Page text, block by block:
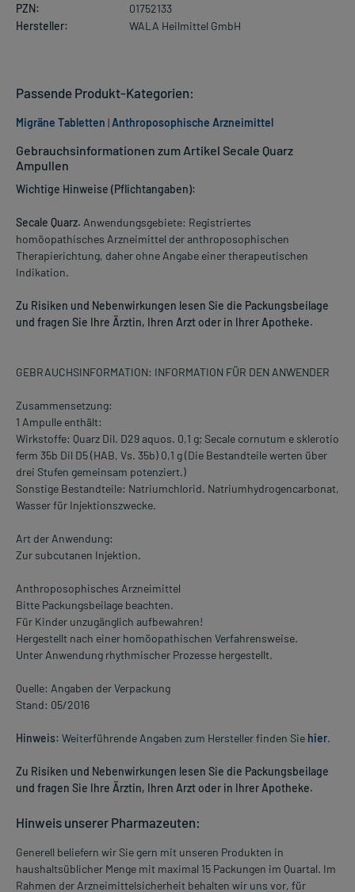
PZN:
01752133
Hersteller:
WALA Heilmittel GmbH
Gebrauchsinformationen zum Artikel Secale Quarz
Ampullen
Wichtige Hinweise (Pflichtangaben):
Secale Quarz. Anwendungsgebiete: Registriertes
homöopathisches Arzneimittel der anthroposophischen
Therapierichtung, daher ohne Angabe einer therapeutischen
Indikation.
Zu Risiken und Nebenwirkungen lesen Sie die Packungsbeilage
und fragen Sie Ihre Ärztin, Ihren Arzt oder in Ihrer Apotheke.
GEBRAUCHSINFORMATION: INFORMATION FÜR DEN ANWENDER
Zusammensetzung:
1 Ampulle enthält:
Wirkstoffe: Quarz Dil. D29 aquos. 0,1 g; Secale cornutum e sklerotio
ferm 35b Dil D5 (HAB, Vs. 35b) 0,1 g (Die Bestandteile werten über
drei Stufen gemeinsam potenziert.)
Sonstige Bestandteile: Natriumchlorid. Natriumhydrogencarbonat,
Wasser für Injektionszwecke.
Art der Anwendung:
Zur subcutanen Injektion.
Anthroposophisches Arzneimittel
Bitte Packungsbeilage beachten.
Für Kinder unzugänglich aufbewahren!
Hergestellt nach einer homöopathischen Verfahrensweise.
Unter Anwendung rhythmischer Prozesse hergestellt.
Quelle: Angaben der Verpackung
Stand: 05/2016
Hinweis: Weiterführende Angaben zum Hersteller finden Sie hier.
Zu Risiken und Nebenwirkungen lesen Sie die Packungsbeilage
und fragen Sie Ihre Ärztin, Ihren Arzt oder in Ihrer Apotheke.
Hinweis unserer Pharmazeuten:
Generell beliefern wir Sie gern mit unseren Produkten in
haushaltsüblicher Menge mit maximal 15 Packungen im Quartal. Im
Rahmen der Arzneimittelsicherheit behalten wir uns vor, für
Passende Produkt-Kategorien:
Migräne Tabletten |Anthroposophische Arzneimittel